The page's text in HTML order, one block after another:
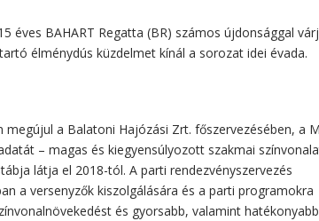
éves BAHART Regatta (BR) számos újdonsággal
élménydús küzdelmet kínál a sorozat idei évada.
a Balatoni Hajózási Zrt. főszervezésében, a
– magas és kiegyensúlyozott szakmai
látja el 2018-tól. A parti rendezvényszervezés
a versenyzők kiszolgálására és a parti programokra
és gyorsabb, valamint hatékonyabb